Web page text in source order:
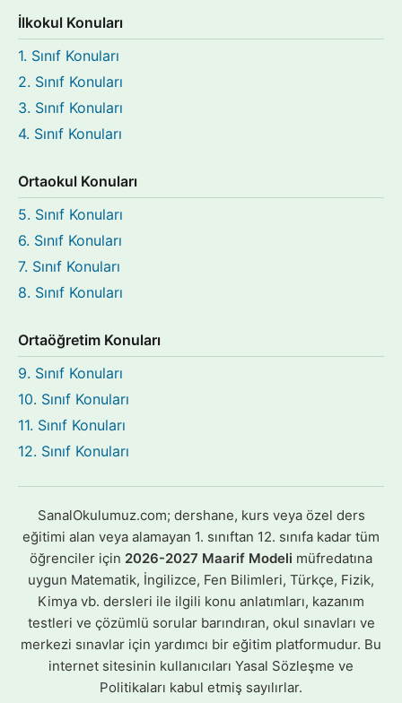
İlkokul Konuları
1. Sınıf Konuları
2. Sınıf Konuları
3. Sınıf Konuları
4. Sınıf Konuları
Ortaokul Konuları
5. Sınıf Konuları
6. Sınıf Konuları
7. Sınıf Konuları
8. Sınıf Konuları
Ortaöğretim Konuları
9. Sınıf Konuları
10. Sınıf Konuları
11. Sınıf Konuları
12. Sınıf Konuları
SanalOkulumuz.com; dershane, kurs veya özel ders
eğitimi alan veya alamayan 1. sınıftan 12. sınıfa kadar tüm
öğrenciler için 2026-2027 Maarif Modeli müfredatına
uygun Matematik, İngilizce, Fen Bilimleri, Türkçe, Fizik,
Kimya vb. dersleri ile ilgili konu anlatımları, kazanım
testleri ve çözümlü sorular barındıran, okul sınavları ve
merkezi sınavlar için yardımcı bir eğitim platformudur. Bu
internet sitesinin kullanıcıları Yasal Sözleşme ve
Politikaları kabul etmiş sayılırlar.